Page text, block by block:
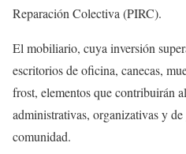
Reparación Colectiva (PIRC).
El mobiliario, cuya inversión
escritorios de oficina, canecas,
frost, elementos que contribuirán
administrativas, organizativas y
comunidad.